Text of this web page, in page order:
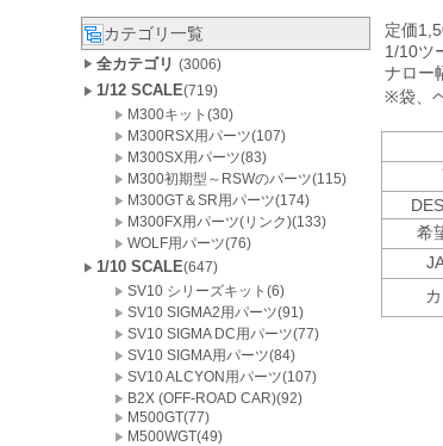
カテゴリ一覧
全カテゴリ (3006)
1/12 SCALE(719)
M300キット(30)
M300RSX用パーツ(107)
M300SX用パーツ(83)
M300初期型～RSWのパーツ(115)
M300GT＆SR用パーツ(174)
M300FX用パーツ(リンク)(133)
WOLF用パーツ(76)
1/10 SCALE(647)
SV10 シリーズキット(6)
SV10 SIGMA2用パーツ(91)
SV10 SIGMA DC用パーツ(77)
SV10 SIGMA用パーツ(84)
SV10 ALCYON用パーツ(107)
B2X (OFF-ROAD CAR)(92)
M500GT(77)
M500WGT(49)
定価
1/10ツ
ナロー
※袋、
希